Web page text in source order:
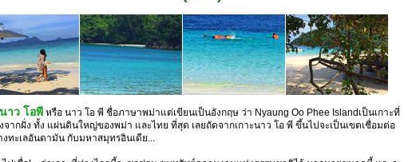
าว โอพี หรือ นาว โอ พี ชื่อภาษาพม่าแต่เขียนเป็นอังกฤษ ว่า Nyaung Oo Phee Islandเป็นเกาะที่
จากฝั่ง ทั้ง แผ่นดินใหญ่ของพม่า และไทย ที่สุด เลยถัดจากเกาะนาว โอ พี ขึ้นไปจะเป็นเขตเชื่อมต่อ
งทะเลอันดามัน กับมหาสมุทรอินเดีย...